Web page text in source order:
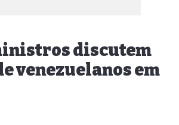
discutem
venezuelanos em